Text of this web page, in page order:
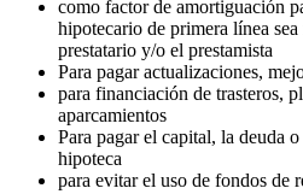
como factor de amortiguación
hipotecario de primera línea
prestatario y/o el prestamista
Para pagar actualizaciones,
para financiación de trasteros,
aparcamientos
Para pagar el capital, la deuda
hipoteca
para evitar el uso de fondos de